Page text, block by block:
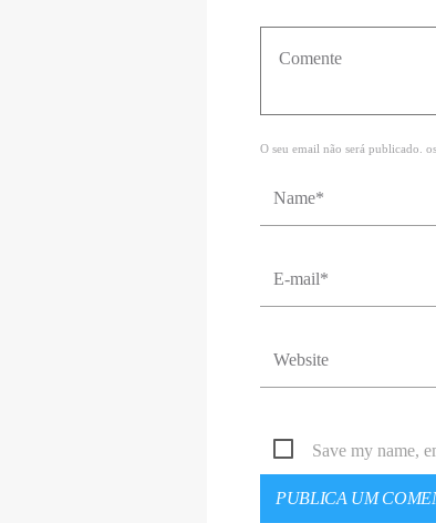
O seu email não será publicado.
Save my name,